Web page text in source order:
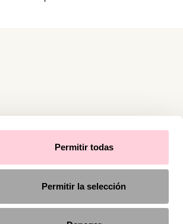
Permitir todas
Permitir la selección